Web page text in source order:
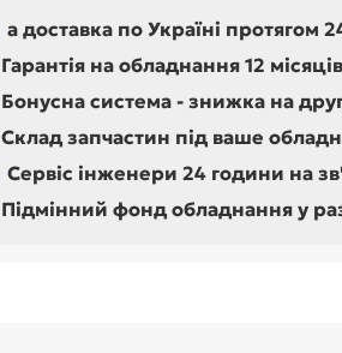
а доставка по Україні протягом
Гарантія на обладнання 12 місяців
Бонусна система - знижка на
Склад запчастин під ваше
Сервіс інженери 24 години на
Підмінний фонд обладнання у